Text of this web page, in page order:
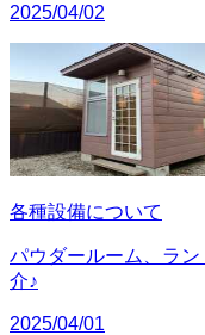
2025/04/02
各種設備について
パウダールーム、ラ
介♪
2025/04/01